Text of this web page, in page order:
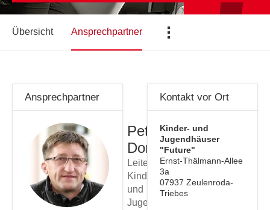
Übersicht Ansprechpartner ...
Ansprechpartner
Peter
Dorn
Leiter
Kinder-
und
Jugendheimverbund
Kontakt vor Ort
Kinder- und
Jugendhäuser
"Future"
Ernst-Thälmann-Allee
3a
07937 Zeulenroda-
Triebes